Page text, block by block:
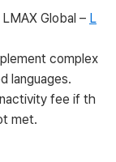
Global – L
complex
languages.
fee if th
met.